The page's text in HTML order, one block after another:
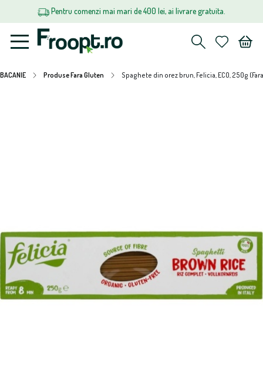
Pentru comenzi mai mari de 400 lei, ai livrare gratuita.
BACANIE Produse Fara Gluten Spaghete din orez brun, Felicia, ECO, 250g